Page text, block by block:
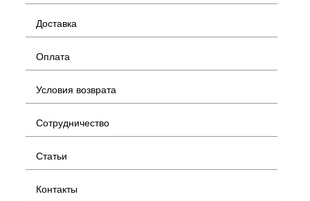
Доставка
Оплата
Условия возврата
Сотрудничество
Статьи
Контакты